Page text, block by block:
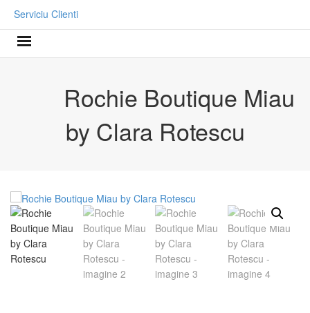
Serviciu Clienti
Rochie Boutique Miau
by Clara Rotescu